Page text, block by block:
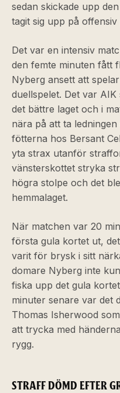
sedan skickade upp
tagit sig upp på offensiv
Det var en intensiv
den femte minuten fått
Nyberg ansett att
duellspelet. Det var
det bättre laget och i
nära på att ta
fötterna hos Bersant
yta strax utanför
vänsterskottet stryka
högra stolpe och det
hemmalaget.
När matchen var 20
första gula kortet ut,
varit för brysk i sitt
domare Nyberg inte
fiska upp det gula
minuter senare var det
Thomas Isherwood
att trycka med
rygg.
STRAFF DÖMD EFTER